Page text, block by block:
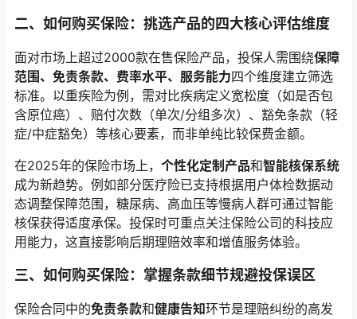
二、如何购买保险：挑选产品的四大核心评估维度
面对市场上超过2000款在售保险产品，投保人需围绕保障
范围、免责条款、费率水平、服务能力四个维度建立筛选
标准。以重疾险为例，需对比疾病定义宽松度（如是否包
含原位癌）、赔付次数（单次/分组多次）、豁免条款（轻
症/中症豁免）等核心要素，而非单纯比较保费金额。
在2025年的保险市场上， 个性化定制产品和智能核保系统
成为新趋势。例如部分医疗险已支持根据用户体检数据动
态调整保障范围，糖尿病、高血压等慢病人群可通过智能
核保获得适度承保。投保时可重点关注保险公司的科技应
用能力，这直接影响后期理赔效率和增值服务体验。
三、如何购买保险：掌握条款细节规避投保误区
保险合同中的免责条款和健康告知环节是理赔纠纷的高发